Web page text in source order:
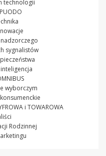
technologii
sygnalistów
wyborczym
i TOWAROWA
Rodzinnej